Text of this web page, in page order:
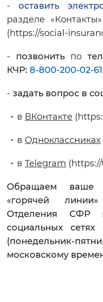
- оставить
разделе
(https://social-
- позвонить по
КЧР: 8-800-200-02-61
- задать вопрос в
в ВКонтакте
в Одноклассниках
в Telegram
Обращаем ваше
«горячей
Отделения CФР
социальных
(понедельник-
московскому